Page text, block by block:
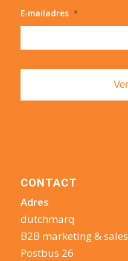
E-mailadres *
CONTACT
Adres
dutchmarq
B2B marketing &
Postbus 26